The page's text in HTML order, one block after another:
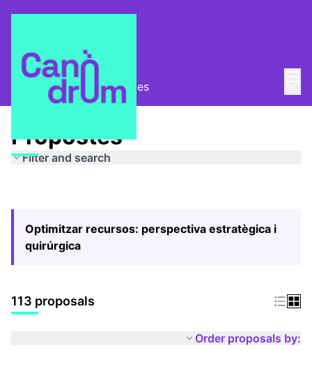
Pla Estratègic Propostes
Propostes
Filter and search
Optimitzar recursos: perspectiva estratègica i
quirúrgica
113 proposals
Order proposals by: